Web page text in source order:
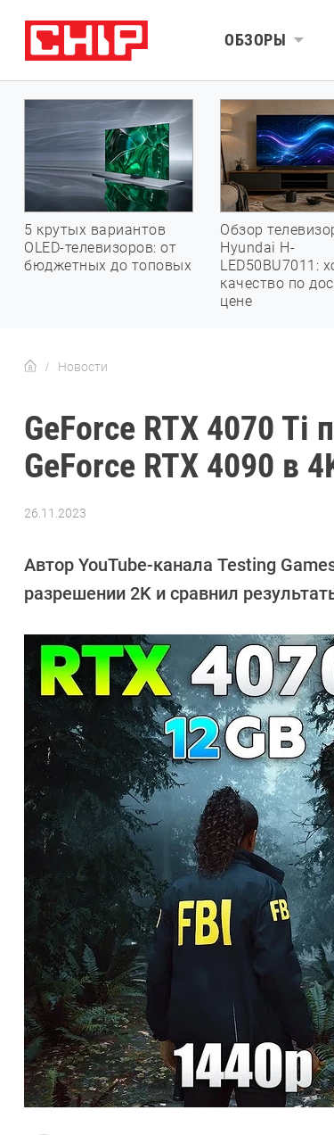
ОБЗОРЫ
5 крутых вариантов
OLED-телевизоров: от
бюджетных до топовых
Обзор
Hyundai H-
LED50BU7011:
качество по
цене
Новости
GeForce RTX 4070 Ti
GeForce RTX 4090 в
26.11.2023
Калашников
Автор YouTube-канала Testing
разрешении 2K и сравнил